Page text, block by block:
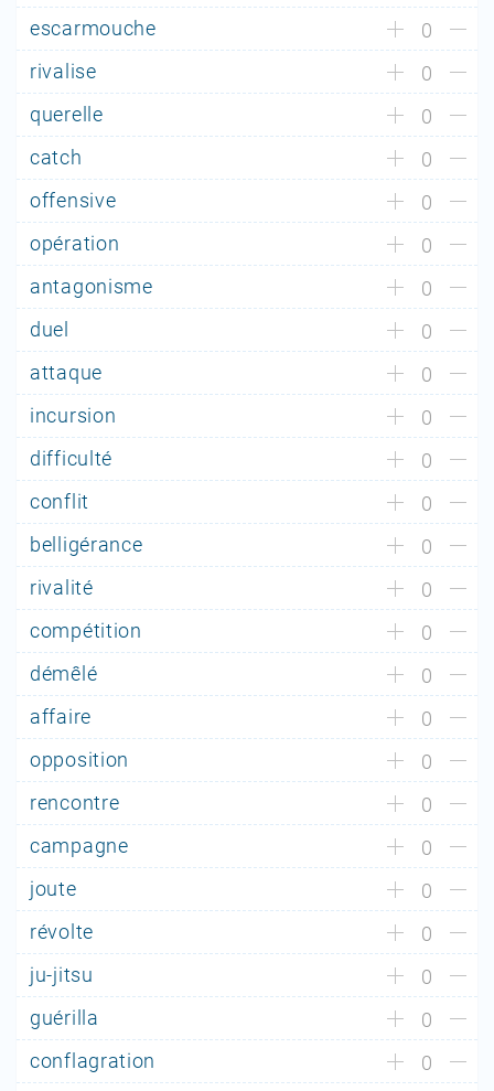
escarmouche
0
rivalise
0
querelle
0
catch
0
offensive
0
opération
0
antagonisme
0
duel
0
attaque
0
incursion
0
difficulté
0
conflit
0
belligérance
0
rivalité
0
compétition
0
démêlé
0
affaire
0
opposition
0
rencontre
0
campagne
0
joute
0
révolte
0
ju-jitsu
0
guérilla
0
conflagration
0